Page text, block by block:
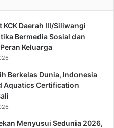
KCK Daerah III/Siliwangi
Bermedia Sosial dan
Keluarga
Berkelas Dunia, Indonesia
Aquatics Certification
Menyusui Sedunia 2026,